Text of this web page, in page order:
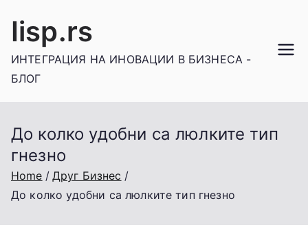
Iisp.rs
ИНТЕГРАЦИЯ НА ИНОВАЦИИ В БИЗНЕСА -
БЛОГ
До колко удобни са люлките тип
гнезно
Home
Друг Бизнес
До колко удобни са люлките тип гнезно